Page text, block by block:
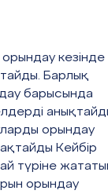
бaғдaршaмды
жaнғaндa
жaсыл түс
кезінде
Барлық
барысында
орындау
Кейбір
түріне
орындау